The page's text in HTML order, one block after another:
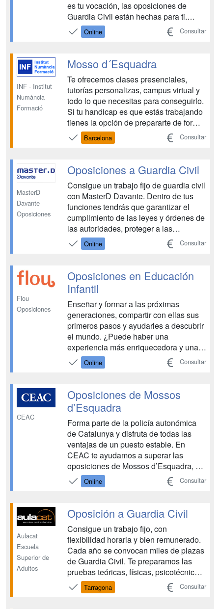
es tu vocación, las oposiciones de
Guardia Civil están hechas para ti.
Prepáralas con Flou y consigue una
plaza fija en el trabajo que siempre
Online Consultar
INF - Institut
Numància
Formació
Mosso d´Esquadra
Te ofrecemos clases presenciales,
tutorías personalizas, campus virtual y
todo lo que necesitas para conseguirlo.
Si tu handicap es que estás trabajando
tienes la opción de prepararte de forma
semi-presencial u online. Institut
Numància Formació te ofrece la mejor
objetivo, SER MOSSO D’ESQUADRA.
Para ello, dis...
Barcelona Consultar
MasterD
Davante
Oposiciones
Oposiciones a Guardia Civil
Consigue un trabajo fijo de guardia civil
con MasterD Davante. Dentro de tus
funciones tendrás que garantizar el
cumplimiento de las leyes y órdenes de
las autoridades, proteger a las
personas y bienes en situación de
peligro, y vigilar edificios e
disposición todos los medios
necesarios para aprobar las oposici...
Online Consultar
Flou
Oposiciones
Oposiciones en Educación
Infantil
Enseñar y formar a las próximas
generaciones, compartir con ellas sus
primeros pasos y ayudarles a descubrir
el mundo. ¿Puede haber una
experiencia más enriquecedora y una
profesión más gratificante? Lánzate a
por la plaza fija de maestro preparando
consigue el trabajo de tu vida....
Online Consultar
CEAC
Oposiciones de Mossos
d’Esquadra
Forma parte de la policía autonómica
de Catalunya y disfruta de todas las
ventajas de un puesto estable. En
CEAC te ayudamos a superar las
oposiciones de Mossos d’Esquadra, de
la mano de un equipo de docentes
expertos. ¡Descubre nuestra novedosa
Online Consultar
Aulacat
Escuela
Superior de
Adultos
Oposición a Guardia Civil
Consigue un trabajo fijo, con
flexibilidad horaria y bien remunerado.
Cada año se convocan miles de plazas
de Guardia Civil. Te preparamos las
pruebas teóricas, físicas, psicotécnicas
y la entrevista personal. Con simulacros
de exámenes reales de otras
Tarragona Consultar